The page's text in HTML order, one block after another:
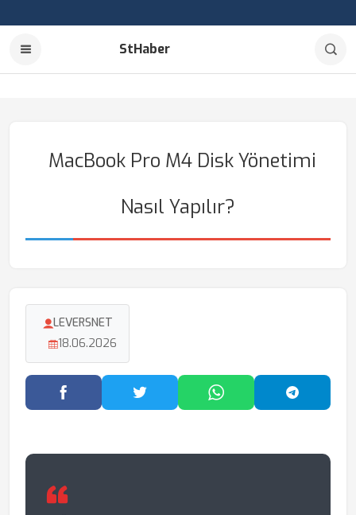
StHaber
MacBook Pro M4 Disk Yönetimi
Nasıl Yapılır?
LEVERSNET
18.06.2026
Facebook'ta PaylaşTwitter'da PaylaşWhatsApp'ta Paylaş